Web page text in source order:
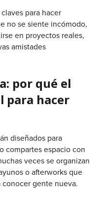
para hacer
no se siente incómodo,
en proyectos reales,
amistades
por qué el
para hacer
diseñados para
compartes espacio con
veces se organizan
o afterworks que
gente nueva.